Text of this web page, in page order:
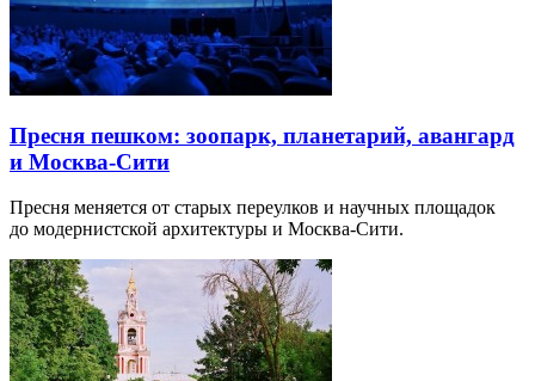
Пресня пешком: зоопарк, планетарий, авангард
и Москва-Сити
Пресня меняется от старых переулков и научных площадок
до модернистской архитектуры и Москва-Сити.